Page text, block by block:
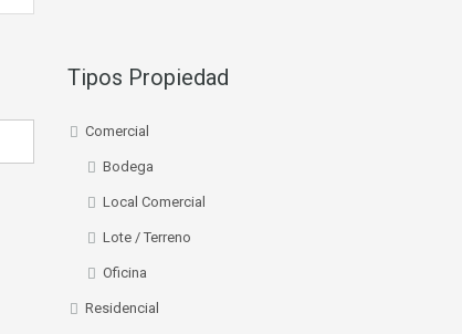
Tipos Propiedad
Comercial
Bodega
Local Comercial
Lote / Terreno
Oficina
Residencial